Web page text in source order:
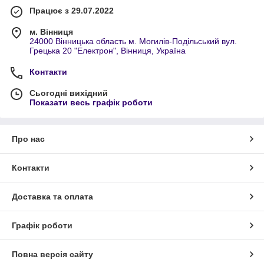
Працює з 29.07.2022
м. Вінниця
24000 Вінницька область м. Могилів-Подільський вул.
Грецька 20 "Електрон", Вінниця, Україна
Контакти
Сьогодні вихідний
Показати весь графік роботи
Про нас
Контакти
Доставка та оплата
Графік роботи
Повна версія сайту